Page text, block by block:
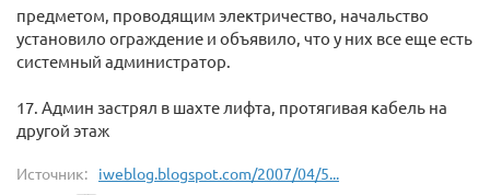
предметом, проводящим электричество, начальство
установило ограждение и объявило, что у них все еще есть
системный администратор.
17. Админ застрял в шахте лифта, протягивая кабель на
другой этаж
Источник: iweblog.blogspot.com/2007/04/5...